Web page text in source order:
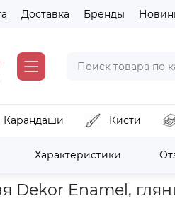
Доставка Бренды
Карандаши Кисти
Характеристики
Краски акриловые декор
Dekor Enamel,